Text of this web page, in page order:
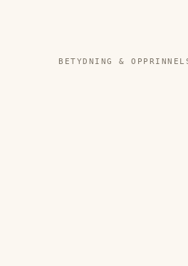
BETYDNING &